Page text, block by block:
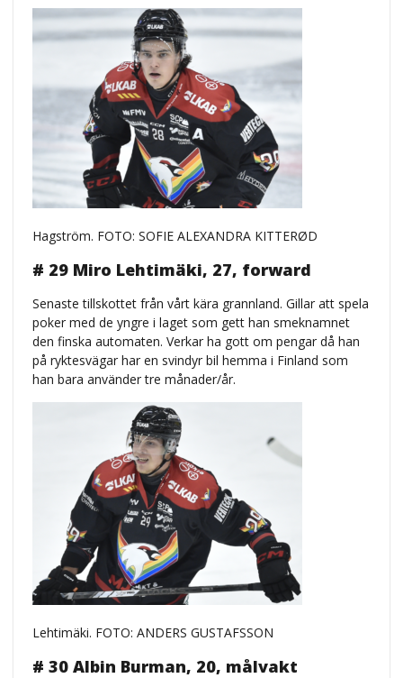
Hagström. FOTO: SOFIE ALEXANDRA KITTERØD
# 29 Miro Lehtimäki, 27, forward
Senaste tillskottet från vårt kära grannland. Gillar att spela
poker med de yngre i laget som gett han smeknamnet
den finska automaten. Verkar ha gott om pengar då han
på ryktesvägar har en svindyr bil hemma i Finland som
han bara använder tre månader/år.
Lehtimäki. FOTO: ANDERS GUSTAFSSON
# 30 Albin Burman, 20, målvakt